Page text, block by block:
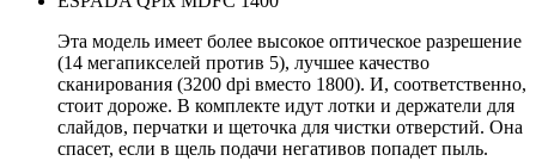
Эта модель имеет более высокое оптическое разрешение
(14 мегапикселей против 5), лучшее качество
сканирования (3200 dpi вместо 1800). И, соответственно,
стоит дороже. В комплекте идут лотки и держатели для
слайдов, перчатки и щеточка для чистки отверстий. Она
спасет, если в щель подачи негативов попадет пыль.